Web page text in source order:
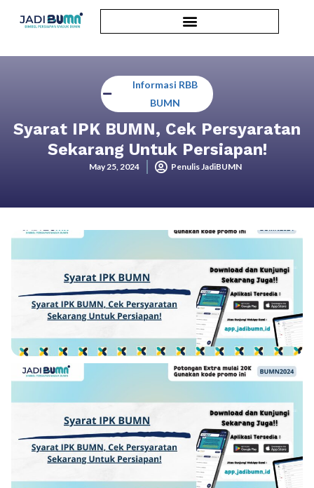
Informasi RBB
BUMN
Syarat IPK BUMN, Cek Persyaratan
Sekarang Untuk Persiapan!
May 25, 2024 Penulis JadiBUMN